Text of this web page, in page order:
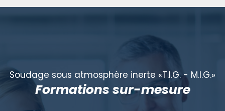
Soudage sous atmosphère inerte «T.I.G. - M.I.G.»
Formations sur-mesure